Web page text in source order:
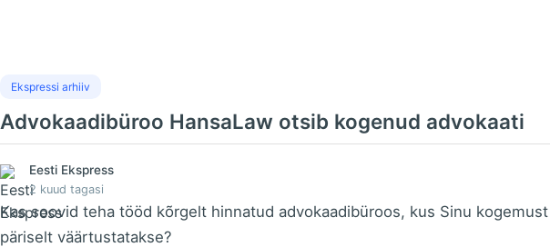
Ekspressi arhiiv
Advokaadibüroo HansaLaw otsib kogenud advokaati
Eesti Ekspress
2 kuud tagasi
Kas soovid teha tööd kõrgelt hinnatud advokaadibüroos, kus Sinu
päriselt väärtustatakse?